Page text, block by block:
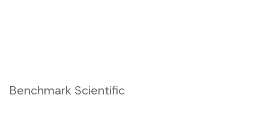
Benchmark Scientific